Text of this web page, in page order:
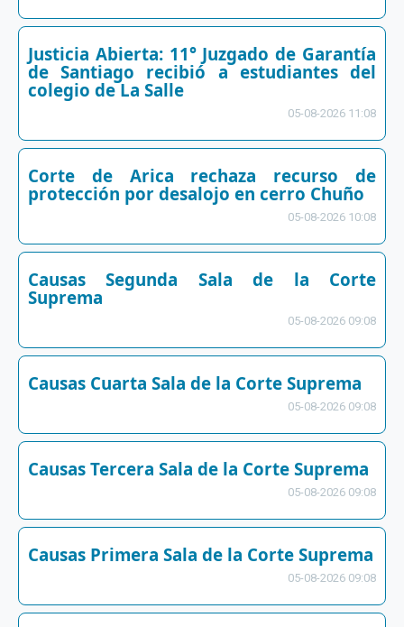
Justicia Abierta: 11° Juzgado de Garantía
de Santiago recibió a estudiantes del
colegio de La Salle
05-08-2026 11:08
Corte de Arica rechaza recurso de
protección por desalojo en cerro Chuño
05-08-2026 10:08
Causas Segunda Sala de la Corte
Suprema
05-08-2026 09:08
Causas Cuarta Sala de la Corte Suprema
05-08-2026 09:08
Causas Tercera Sala de la Corte Suprema
05-08-2026 09:08
Causas Primera Sala de la Corte Suprema
05-08-2026 09:08